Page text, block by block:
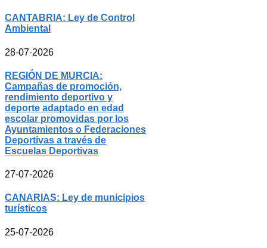
CANTABRIA: Ley de Control
Ambiental
28-07-2026
REGIÓN DE MURCIA:
Campañas de promoción,
rendimiento deportivo y
deporte adaptado en edad
escolar promovidas por los
Ayuntamientos o Federaciones
Deportivas a través de
Escuelas Deportivas
27-07-2026
CANARIAS: Ley de municipios
turísticos
25-07-2026